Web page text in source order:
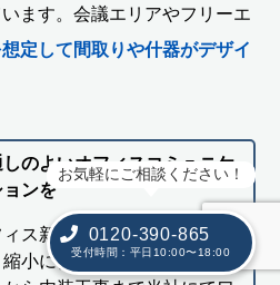
お気軽にご相談ください！
0120-390-865
受付時間：平日10:00〜18:00
ます。会議エリアやフリーエ
定して間取りや什器がデザイ
しのよいオフィスコミュニケ
ョンを
ス新設や移転、リニューア
縮小に伴うオフィス内装デザ